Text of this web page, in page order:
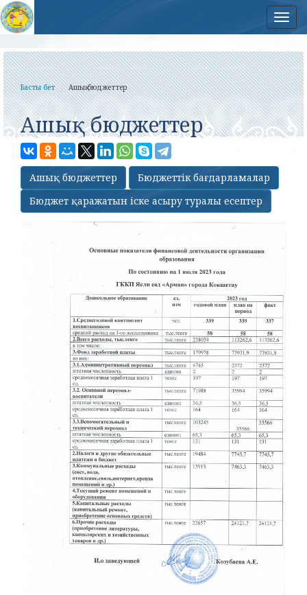
Басты бет Ашық бюджеттер
Ашық бюджеттер
Ашық бюджеттер
Бюджеттік бағдарламалар
Бюджет қаражатын іске асыру туралы есептер